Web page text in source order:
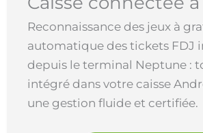
Reconnaissance des jeux à
automatique des tickets FDJ
depuis le terminal Neptune :
intégré dans votre caisse
une gestion fluide et certifiée.